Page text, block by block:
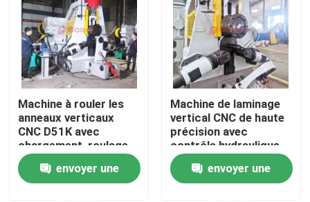
Aperçu
Produits
Machine à rouler les
anneaux verticaux
CNC D51K avec
chargement, roulage,
déchargement
automatiques et
système CNC de haute
envoyer une
Machine de laminage
vertical CNC de haute
précision avec
contrôle hydraulique
CNC pour bagues de
diamètre extérieur
160-1300mm
envoyer une